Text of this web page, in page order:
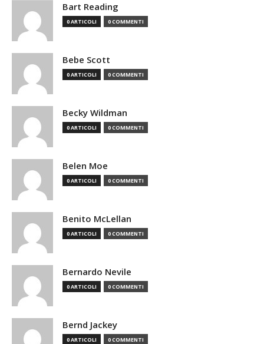
Bart Reading
0 ARTICOLI 0 COMMENTI
Bebe Scott
0 ARTICOLI 0 COMMENTI
Becky Wildman
0 ARTICOLI 0 COMMENTI
Belen Moe
0 ARTICOLI 0 COMMENTI
Benito McLellan
0 ARTICOLI 0 COMMENTI
Bernardo Nevile
0 ARTICOLI 0 COMMENTI
Bernd Jackey
0 ARTICOLI 0 COMMENTI